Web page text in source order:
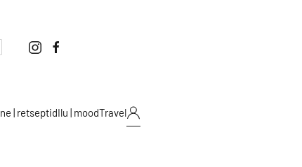
| retseptidIlu | moodTravel